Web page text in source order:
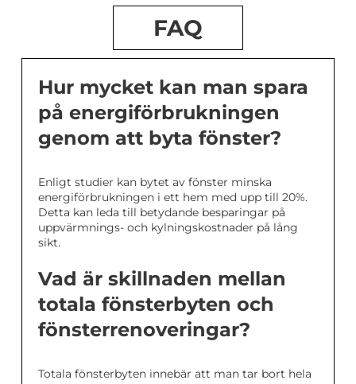
FAQ
Hur mycket kan man spara
på energiförbrukningen
genom att byta fönster?
Enligt studier kan bytet av fönster minska
energiförbrukningen i ett hem med upp till 20%.
Detta kan leda till betydande besparingar på
uppvärmnings- och kylningskostnader på lång
sikt.
Vad är skillnaden mellan
totala fönsterbyten och
fönsterrenoveringar?
Totala fönsterbyten innebär att man tar bort hela